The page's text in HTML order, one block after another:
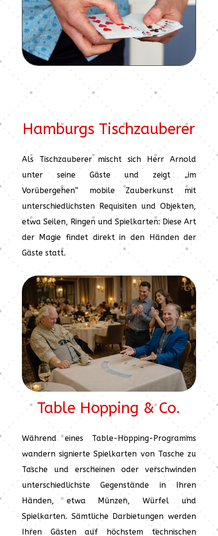
Hamburgs Tischzauberer
Als Tischzauberer mischt sich Herr Arnold
unter seine Gäste und zeigt „im
Vorübergehen“ mobile Zauberkunst mit
unterschiedlichsten Requisiten und Objekten,
etwa Seilen, Ringen und Spielkarten: Diese Art
der Magie findet direkt in den Händen der
Gäste statt.
Table Hopping & Co.
Während eines Table-Hopping-Programms
wandern signierte Spielkarten von Tasche zu
Tasche und erscheinen oder verschwinden
unterschiedlichste Gegenstände in Ihren
Händen, etwa Münzen, Würfel und
Spielkarten. Sämtliche Darbietungen werden
Ihren Gästen auf höchstem technischen